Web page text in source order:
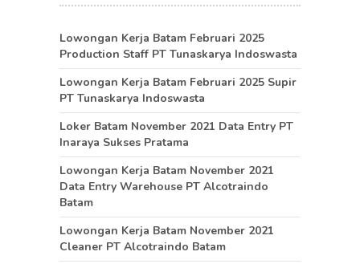
Lowongan Kerja Batam Februari 2025
Production Staff PT Tunaskarya Indoswasta
Lowongan Kerja Batam Februari 2025 Supir
PT Tunaskarya Indoswasta
Loker Batam November 2021 Data Entry PT
Inaraya Sukses Pratama
Lowongan Kerja Batam November 2021
Data Entry Warehouse PT Alcotraindo
Batam
Lowongan Kerja Batam November 2021
Cleaner PT Alcotraindo Batam